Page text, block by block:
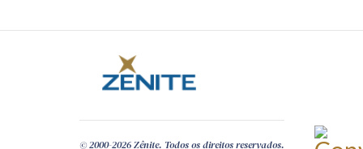
© 2000-2026 Zênite. Todos os direitos reservados.